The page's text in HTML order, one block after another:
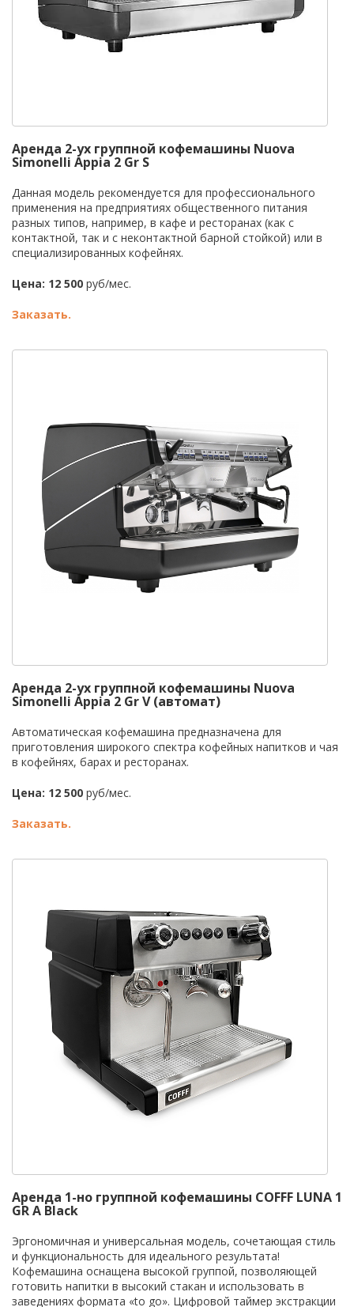
Аренда 2-ух группной кофемашины Nuova
Simonelli Appia 2 Gr S
Данная модель рекомендуется для профессионального
применения на предприятиях общественного питания
разных типов, например, в кафе и ресторанах (как с
контактной, так и с неконтактной барной стойкой) или в
специализированных кофейнях.
Цена: 12 500 руб/мес.
Заказать.
Аренда 2-ух группной кофемашины Nuova
Simonelli Appia 2 Gr V (автомат)
Автоматическая кофемашина предназначена для
приготовления широкого спектра кофейных напитков и чая
в кофейнях, барах и ресторанах.
Цена: 12 500 руб/мес.
Заказать.
Аренда 1-но группной кофемашины COFFF LUNA 1
GR A Black
Эргономичная и универсальная модель, сочетающая стиль
и функциональность для идеального результата!
Кофемашина оснащена высокой группой, позволяющей
готовить напитки в высокий стакан и использовать в
заведениях формата «to go». Цифровой таймер экстракции